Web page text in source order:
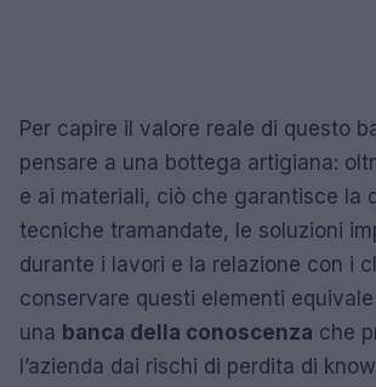
Per capire il valore reale di questo
pensare a una bottega artigiana:
e ai materiali, ciò che garantisce la
tecniche tramandate, le soluzioni
durante i lavori e la relazione con i
conservare questi elementi
una banca della conoscenza che
l’azienda dai rischi di perdita di